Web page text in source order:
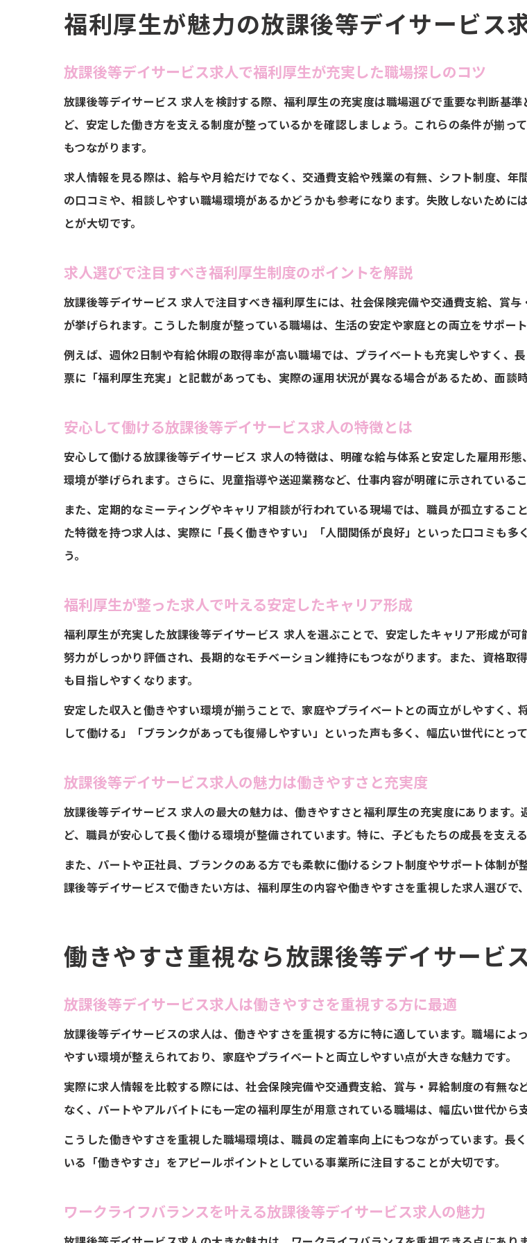
働きやすさ重視なら放課後等デイサービス
ワークライフバランスを叶える放課後
求人選びで重視したい職場環境と福利
働きやすい放課後等デイサービス求人
長く続く安心を求める方へ放課後等デイサ
放課後等デイサービス求人は長期安定
放課後等デイサービス求人で叶うキャリ
長く働きたい方に嬉しい福利厚生充実
充実した待遇で選ぶ放課後等デイサービスの
放課後等デイサービス求人で待遇面に
福利厚生が整う求人がもたらす働きや
待遇面で差がつく放課後等デイサービス
放課後等デイサービス求人で安定収入
放課後等デイサービス求人の離職率を左右
放課後等デイサービス求人で離職率に
福利厚生が充実した求人は離職率が低
放課後等デイサービス求人で注目すべき
ライフステージに応じた働き方も実現でき
放課後等デイサービス求人で実現する
育児や介護と両立しやすい放課後等デ
放課後等デイサービス求人は女性にも
福利厚生が魅力の放課後等デイサービス
放課後等デイサービス求人で福利厚生が充実した職場探しのコツ
放課後等デイサービス 求人を検討する際、福利厚生の充実度は職場選びで重要な判断基
ど、安定した働き方を支える制度が整っているかを確認しましょう。これらの条件が揃
もつながります。
求人情報を見る際は、給与や月給だけでなく、交通費支給や残業の有無、シフト制度、
の口コミや、相談しやすい職場環境があるかどうかも参考になります。失敗しないため
とが大切です。
求人選びで注目すべき福利厚生制度のポイントを解説
放課後等デイサービス 求人で注目すべき福利厚生には、社会保険完備や交通費支給、賞
が挙げられます。こうした制度が整っている職場は、生活の安定や家庭との両立をサポー
例えば、週休2日制や有給休暇の取得率が高い職場では、プライベートも充実しやすく、
票に「福利厚生充実」と記載があっても、実際の運用状況が異なる場合があるため、面談
安心して働ける放課後等デイサービス求人の特徴とは
安心して働ける放課後等デイサービス 求人の特徴は、明確な給与体系と安定した雇用形
環境が挙げられます。さらに、児童指導や送迎業務など、仕事内容が明確に示されている
また、定期的なミーティングやキャリア相談が行われている現場では、職員が孤立する
た特徴を持つ求人は、実際に「長く働きやすい」「人間関係が良好」といった口コミも
う。
福利厚生が整った求人で叶える安定したキャリア形成
福利厚生が充実した放課後等デイサービス 求人を選ぶことで、安定したキャリア形成が
努力がしっかり評価され、長期的なモチベーション維持にもつながります。また、資格
も目指しやすくなります。
安定した収入と働きやすい環境が揃うことで、家庭やプライベートとの両立がしやすく
して働ける」「ブランクがあっても復帰しやすい」といった声も多く、幅広い世代にとっ
放課後等デイサービス求人の魅力は働きやすさと充実度
放課後等デイサービス 求人の最大の魅力は、働きやすさと福利厚生の充実度にあります
ど、職員が安心して長く働ける環境が整備されています。特に、子どもたちの成長を支え
また、パートや正社員、ブランクのある方でも柔軟に働けるシフト制度やサポート体制
課後等デイサービスで働きたい方は、福利厚生の内容や働きやすさを重視した求人選びで
働きやすさ重視なら放課後等デイサービ
放課後等デイサービス求人は働きやすさを重視する方に最適
放課後等デイサービスの求人は、働きやすさを重視する方に特に適しています。職場に
やすい環境が整えられており、家庭やプライベートと両立しやすい点が大きな魅力です。
実際に求人情報を比較する際には、社会保険完備や交通費支給、賞与・昇給制度の有無
なく、パートやアルバイトにも一定の福利厚生が用意されている職場は、幅広い世代から
こうした働きやすさを重視した職場環境は、職員の定着率向上にもつながっています。
いる「働きやすさ」をアピールポイントとしている事業所に注目することが大切です。
ワークライフバランスを叶える放課後等デイサービス求人の魅力